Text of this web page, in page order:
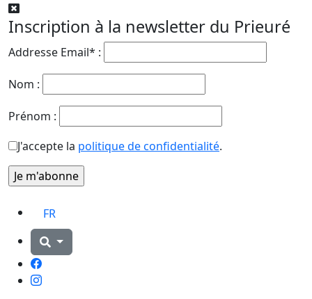
Inscription à la newsletter du Prieuré
Addresse Email* :
Nom :
Prénom :
J'accepte la politique de confidentialité.
FR
Facebook
Instagram